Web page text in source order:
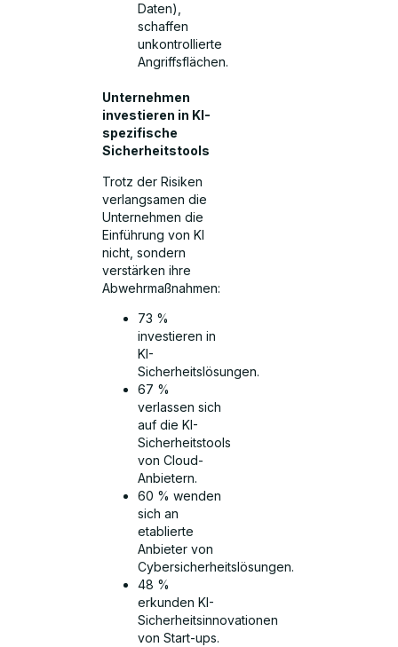
Daten),
schaffen
unkontrollierte
Angriffsflächen.
Unternehmen
investieren in KI-
spezifische
Sicherheitstools
Trotz der Risiken
verlangsamen die
Unternehmen die
Einführung von KI
nicht, sondern
verstärken ihre
Abwehrmaßnahmen:
73 %
investieren in
KI-
Sicherheitslösungen.
67 %
verlassen sich
auf die KI-
Sicherheitstools
von Cloud-
Anbietern.
60 % wenden
sich an
etablierte
Anbieter von
Cybersicherheitslösungen.
48 %
erkunden KI-
Sicherheitsinnovationen
von Start-ups.